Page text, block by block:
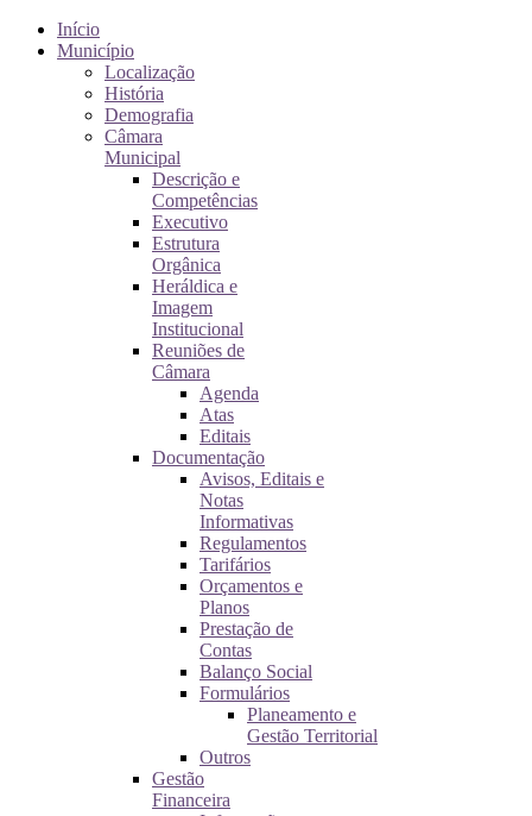
Início
Município
Localização
História
Demografia
Câmara
Municipal
Descrição e
Competências
Executivo
Estrutura
Orgânica
Heráldica e
Imagem
Institucional
Reuniões de
Câmara
Agenda
Atas
Editais
Documentação
Avisos, Editais e
Notas
Informativas
Regulamentos
Tarifários
Orçamentos e
Planos
Prestação de
Contas
Balanço Social
Formulários
Planeamento e
Gestão Territorial
Outros
Gestão
Financeira